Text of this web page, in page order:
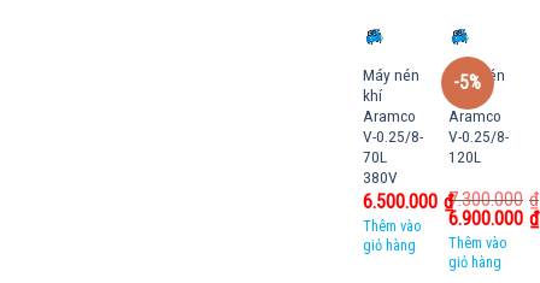
Máy nén
khí
Aramco
V-0.25/8-
70L
380V
6.500.000 ₫
Thêm vào
giỏ hàng
-5%
Máy nén
khí
Aramco
V-0.25/8-
120L
7.300.000 ₫
6.900.000 ₫
Thêm vào
giỏ hàng